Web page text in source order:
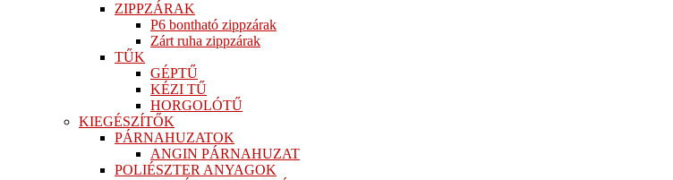
ZIPPZÁRAK
P6 bontható zippzárak
Zárt ruha zippzárak
TŰK
GÉPTŰ
KÉZI TŰ
HORGOLÓTŰ
KIEGÉSZÍTŐK
PÁRNAHUZATOK
ANGIN PÁRNAHUZAT
POLIÉSZTER ANYAGOK